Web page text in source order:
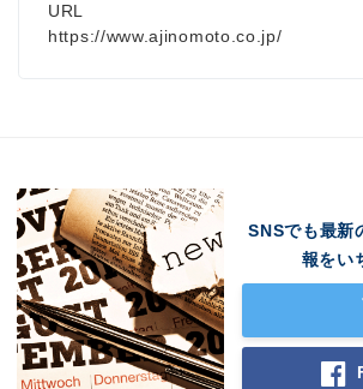
URL
https://www.ajinomoto.co.jp/
SNSでも最新
報をい